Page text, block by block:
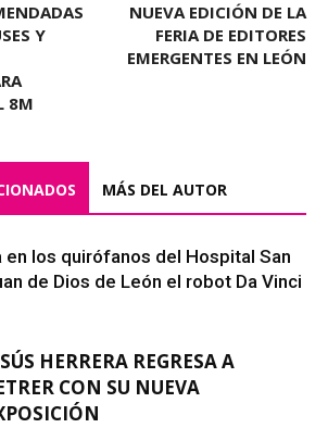
Y
8M
NUEVA EDICIÓN DE LA
FERIA DE EDITORES
EMERGENTES EN LEÓN
MÁS DEL AUTOR
en los quirófanos del Hospital San
de Dios de León el robot Da Vinci
HERRERA REGRESA A
CON SU NUEVA